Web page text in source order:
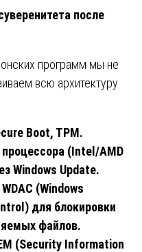
после
программ мы не
всю архитектуру
Boot, TPM.
процессора (Intel/AMD
Windows Update.
WDAC (Windows
для блокировки
файлов.
(Security Information